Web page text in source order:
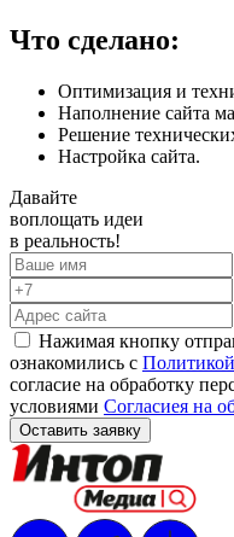
Что сделано:
Оптимизация и
Наполнение сайта
Решение
Настройка сайта.
Давайте
воплощать идеи
в реальность!
Нажимая кнопку
ознакомились с
согласие на обработку
условиями Согласиея на